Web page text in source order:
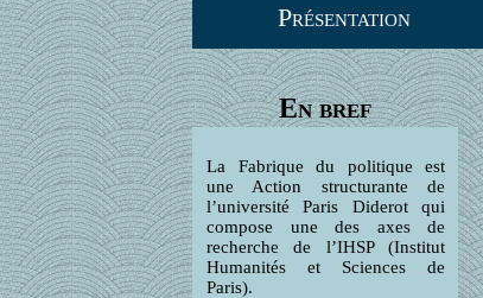
Présentation
En bref
La Fabrique du politique est
une Action structurante de
l’université Paris Diderot qui
compose une des axes de
recherche de l’IHSP (Institut
Humanités et Sciences de
Paris).